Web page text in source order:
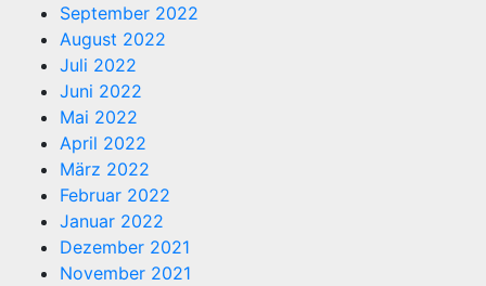
September 2022
August 2022
Juli 2022
Juni 2022
Mai 2022
April 2022
März 2022
Februar 2022
Januar 2022
Dezember 2021
November 2021